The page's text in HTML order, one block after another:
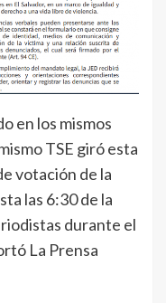
en los mismos
TSE giró esta
votación de la
las 6:30 de la
durante el
La Prensa